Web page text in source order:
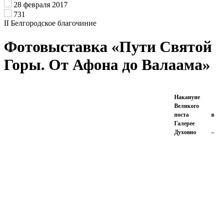
28 февраля 2017
731
II Белгородское благочиние
Фотовыставка «Пути Святой
Горы. От Афона до Валаама»
Накануне
Великого
поста в
Галерее
Духовно –